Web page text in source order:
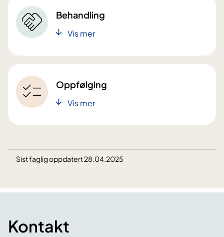
Behandling
Vis mer
Oppfølging
Vis mer
Sist faglig oppdatert 28.04.2025
Kontakt